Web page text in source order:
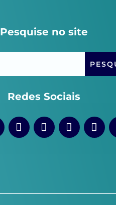
Pesquise no site
Redes Sociais